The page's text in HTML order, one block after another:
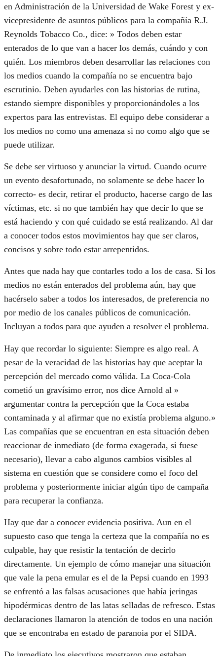
en Administración de la Universidad de Wake Forest y ex-
vicepresidente de asuntos públicos para la compañía R.J.
Reynolds Tobacco Co., dice: » Todos deben estar
enterados de lo que van a hacer los demás, cuándo y con
quién. Los miembros deben desarrollar las relaciones con
los medios cuando la compañía no se encuentra bajo
escrutinio. Deben ayudarles con las historias de rutina,
estando siempre disponibles y proporcionándoles a los
expertos para las entrevistas. El equipo debe considerar a
los medios no como una amenaza si no como algo que se
puede utilizar.
Se debe ser virtuoso y anunciar la virtud. Cuando ocurre
un evento desafortunado, no solamente se debe hacer lo
correcto- es decir, retirar el producto, hacerse cargo de las
víctimas, etc. si no que también hay que decir lo que se
está haciendo y con qué cuidado se está realizando. Al dar
a conocer todos estos movimientos hay que ser claros,
concisos y sobre todo estar arrepentidos.
Antes que nada hay que contarles todo a los de casa. Si los
medios no están enterados del problema aún, hay que
hacérselo saber a todos los interesados, de preferencia no
por medio de los canales públicos de comunicación.
Incluyan a todos para que ayuden a resolver el problema.
Hay que recordar lo siguiente: Siempre es algo real. A
pesar de la veracidad de las historias hay que aceptar la
percepción del mercado como válida. La Coca-Cola
cometió un gravísimo error, nos dice Arnold al »
argumentar contra la percepción que la Coca estaba
contaminada y al afirmar que no existía problema alguno.»
Las compañías que se encuentran en esta situación deben
reaccionar de inmediato (de forma exagerada, si fuese
necesario), llevar a cabo algunos cambios visibles al
sistema en cuestión que se considere como el foco del
problema y posteriormente iniciar algún tipo de campaña
para recuperar la confianza.
Hay que dar a conocer evidencia positiva. Aun en el
supuesto caso que tenga la certeza que la compañía no es
culpable, hay que resistir la tentación de decirlo
directamente. Un ejemplo de cómo manejar una situación
que vale la pena emular es el de la Pepsi cuando en 1993
se enfrentó a las falsas acusaciones que había jeringas
hipodérmicas dentro de las latas selladas de refresco. Estas
declaraciones llamaron la atención de todos en una nación
que se encontraba en estado de paranoia por el SIDA.